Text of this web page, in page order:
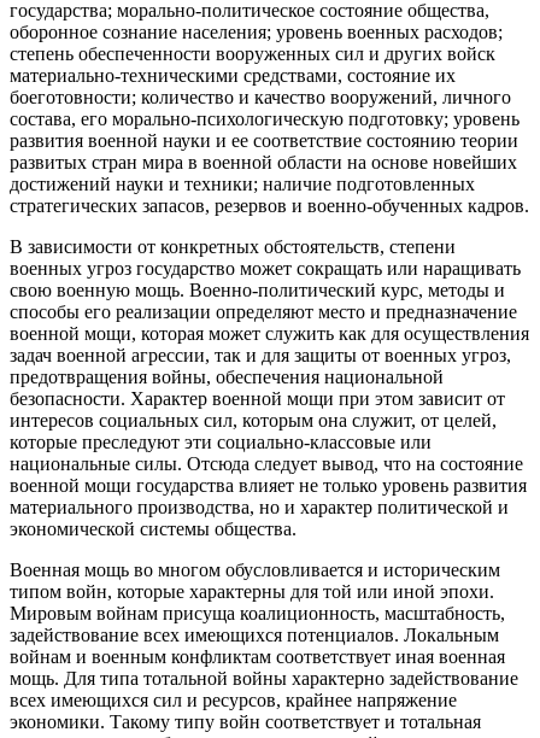
государства; морально-политическое состояние общества,
оборонное сознание населения; уровень военных расходов;
степень обеспеченности вооруженных сил и других войск
материально-техническими средствами, состояние их
боеготовности; количество и качество вооружений, личного
состава, его морально-психологическую подготовку; уровень
развития военной науки и ее соответствие состоянию теории
развитых стран мира в военной области на основе новейших
достижений науки и техники; наличие подготовленных
стратегических запасов, резервов и военно-обученных кадров.
В зависимости от конкретных обстоятельств, степени
военных угроз государство может сокращать или наращивать
свою военную мощь. Военно-политический курс, методы и
способы его реализации определяют место и предназначение
военной мощи, которая может служить как для осуществления
задач военной агрессии, так и для защиты от военных угроз,
предотвращения войны, обеспечения национальной
безопасности. Характер военной мощи при этом зависит от
интересов социальных сил, которым она служит, от целей,
которые преследуют эти социально-классовые или
национальные силы. Отсюда следует вывод, что на состояние
военной мощи государства влияет не только уровень развития
материального производства, но и характер политической и
экономической системы общества.
Военная мощь во многом обусловливается и историческим
типом войн, которые характерны для той или иной эпохи.
Мировым войнам присуща коалиционность, масштабность,
задействование всех имеющихся потенциалов. Локальным
войнам и военным конфликтам соответствует иная военная
мощь. Для типа тотальной войны характерно задействование
всех имеющихся сил и ресурсов, крайнее напряжение
экономики. Такому типу войн соответствует и тотальная